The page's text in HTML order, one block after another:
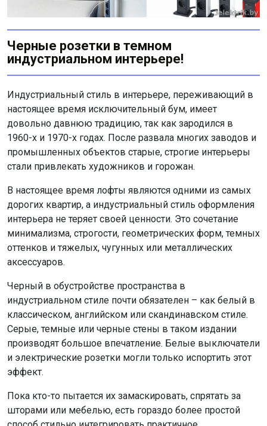
Черные розетки в темном
индустриальном интерьере!
Индустриальный стиль в интерьере, переживающий в
настоящее время исключительный бум, имеет
довольно давнюю традицию, так как зародился в
1960-х и 1970-х годах. После развала многих заводов и
промышленных объектов старые, строгие интерьеры
стали привлекать художников и горожан.
В настоящее время лофты являются одними из самых
дорогих квартир, а индустриальный стиль оформления
интерьера не теряет своей ценности. Это сочетание
минимализма, строгости, геометрических форм, темных
оттенков и тяжелых, чугунных или металлических
аксессуаров.
Черный в обустройстве пространства в
индустриальном стиле почти обязателен – как белый в
классическом, английском или скандинавском стиле.
Серые, темные или черные стены в таком издании
производят большое впечатление. Белые выключатели
и электрические розетки могли только испортить этот
эффект.
Пока кто-то пытается их замаскировать, спрятать за
шторами или мебелью, есть гораздо более простой